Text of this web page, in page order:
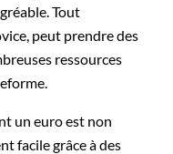
Tout
peut prendre des
ressources
un euro est non
facile grâce à des